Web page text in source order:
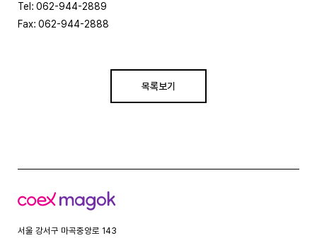
Tel: 062-944-2889
Fax: 062-944-2888
목록보기
코
스
서울 강서구 마곡중앙로 143